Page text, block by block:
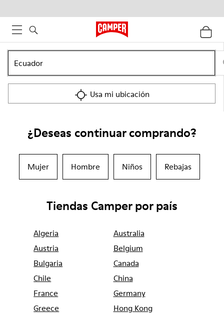
Usa mi ubicación
¿Deseas continuar comprando?
Mujer Hombre Niños Rebajas
Tiendas Camper por país
Algeria
Australia
Austria
Belgium
Bulgaria
Canada
Chile
China
France
Germany
Greece
Hong Kong